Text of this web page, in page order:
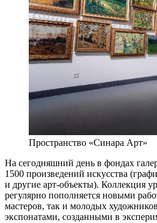
Пространство «Синара Арт»
На сегодняшний день в фондах
1500 произведений искусства
и другие арт-объекты). Коллекция
регулярно пополняется новыми
мастеров, так и молодых
экспонатами, созданными в